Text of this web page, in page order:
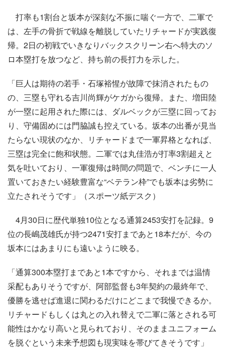
打率も1割台と坂本が深刻な不振に喘ぐ一方で、二軍で
は、左手の骨折で戦線を離脱していたリチャードが実践復
帰。2日の初戦でいきなりバックスクリーン右へ特大のソ
ロ本塁打を放つなど、持ち前の長打力を示した。
「巨人は期待の若手・石塚裕惺が故障で抹消されたもの
の、三塁も守れる吉川尚輝がケガから復帰。また、増田陸
が一塁に起用された際には、ダルベックが三塁に回ってお
り、守備固めには門脇誠も控えている。坂本の出番が見当
たらない現状のなか、リチャードまで一軍昇格となれば、
三塁は完全に飽和状態。二軍では丸佳浩が打率3割超えと
気を吐いており、一軍復帰は時間の問題で、ベンチに一人
置いておきたい経験豊富な“ベテラン枠”でも坂本は劣勢に
立たされそうです」（スポーツ紙デスク）
4月30日に歴代単独10位となる通算2453安打を記録。9
位の長嶋茂雄氏が持つ2471安打まであと18本だが、今の
坂本にはあまりにも遠いように映る。
「通算300本塁打まであと1本ですから、それまでは温情
采配もありそうですが、阿部監督も3年契約の最終年で、
優勝を逃せば進退に関わるだけにどこまで我慢できるか。
リチャードもしくは丸との入れ替えで二軍に落とされる可
能性はかなり高いと見られており、そのままユニフォーム
を脱ぐという未来予想図も現実味を帯びてきそうです」